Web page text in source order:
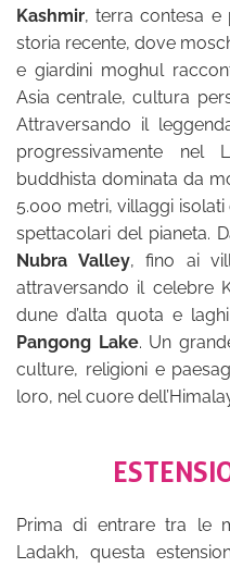
Kashmir, terra contesa e
storia recente, dove
e giardini moghul
Asia centrale, cultura
Attraversando il
progressivamente nel
buddhista dominata da
5.000 metri, villaggi
spettacolari del pianeta.
Nubra Valley, fino ai
attraversando il celebre
dune d’alta quota e
Pangong Lake. Un
culture, religioni e
loro, nel cuore
Prima di entrare tra le
Ladakh, questa